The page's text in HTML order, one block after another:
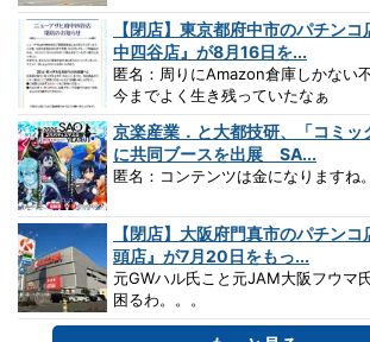
【閉店】東京都府中市のパチン
中四谷店』が8月16日を...
匿名：周りにAmazon倉庫しかない
今までよく生き残っていたなぁ
京楽産業．と大都技研、「コミッ
に共同ブースを出展 SA...
匿名：コンテンツは金になりますね
【閉店】大阪府門真市のパチン
頭店』が7月20日をもっ...
元GWハル氏こと元JAM大阪フウマ
困るわ。。。